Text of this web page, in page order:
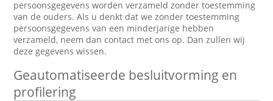
persoonsgegevens worden verzameld zonder toestemming
van de ouders. Als u denkt dat we zonder toestemming
persoonsgegevens van een minderjarige hebben
verzameld, neem dan contact met ons op. Dan zullen wij
deze gegevens wissen.
Geautomatiseerde besluitvorming en
profilering